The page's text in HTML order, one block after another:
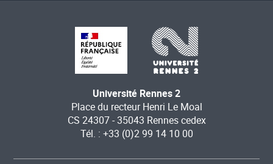
Université Rennes 2
Place du recteur Henri Le Moal
CS 24307 - 35043 Rennes cedex
Tél. : +33 (0)2 99 14 10 00